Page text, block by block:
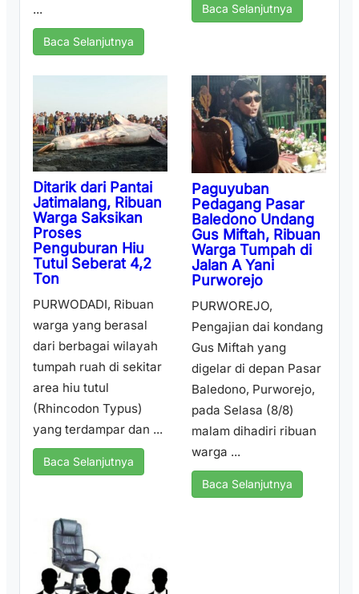
...
Baca Selanjutnya
Baca Selanjutnya
Ditarik dari Pantai
Jatimalang, Ribuan
Warga Saksikan
Proses
Penguburan Hiu
Tutul Seberat 4,2
Ton
PURWODADI, Ribuan
warga yang berasal
dari berbagai wilayah
tumpah ruah di sekitar
area hiu tutul
(Rhincodon Typus)
yang terdampar dan ...
Baca Selanjutnya
Paguyuban
Pedagang Pasar
Baledono Undang
Gus Miftah, Ribuan
Warga Tumpah di
Jalan A Yani
Purworejo
PURWOREJO,
Pengajian dai kondang
Gus Miftah yang
digelar di depan Pasar
Baledono, Purworejo,
pada Selasa (8/8)
malam dihadiri ribuan
warga ...
Baca Selanjutnya